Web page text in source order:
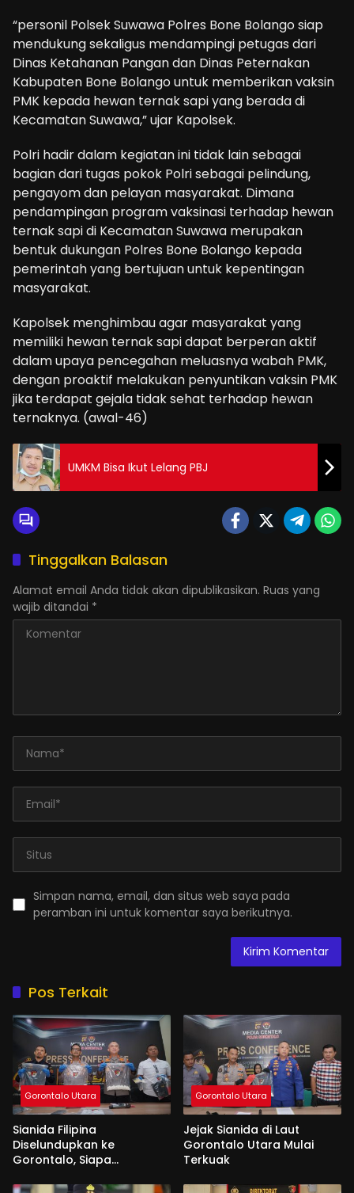
“personil Polsek Suwawa Polres Bone Bolango siap
mendukung sekaligus mendampingi petugas dari
Dinas Ketahanan Pangan dan Dinas Peternakan
Kabupaten Bone Bolango untuk memberikan vaksin
PMK kepada hewan ternak sapi yang berada di
Kecamatan Suwawa,” ujar Kapolsek.
Polri hadir dalam kegiatan ini tidak lain sebagai
bagian dari tugas pokok Polri sebagai pelindung,
pengayom dan pelayan masyarakat. Dimana
pendampingan program vaksinasi terhadap hewan
ternak sapi di Kecamatan Suwawa merupakan
bentuk dukungan Polres Bone Bolango kepada
pemerintah yang bertujuan untuk kepentingan
masyarakat.
Kapolsek menghimbau agar masyarakat yang
memiliki hewan ternak sapi dapat berperan aktif
dalam upaya pencegahan meluasnya wabah PMK,
dengan proaktif melakukan penyuntikan vaksin PMK
jika terdapat gejala tidak sehat terhadap hewan
ternaknya. (awal-46)
UMKM Bisa Ikut Lelang PBJ
Tinggalkan Balasan
Alamat email Anda tidak akan dipublikasikan. Ruas yang
wajib ditandai *
Simpan nama, email, dan situs web saya pada
peramban ini untuk komentar saya berikutnya.
Pos Terkait
Gorontalo Utara
Sianida Filipina
Diselundupkan ke
Gorontalo, Siapa
Gorontalo Utara
Jejak Sianida di Laut
Gorontalo Utara Mulai
Terkuak